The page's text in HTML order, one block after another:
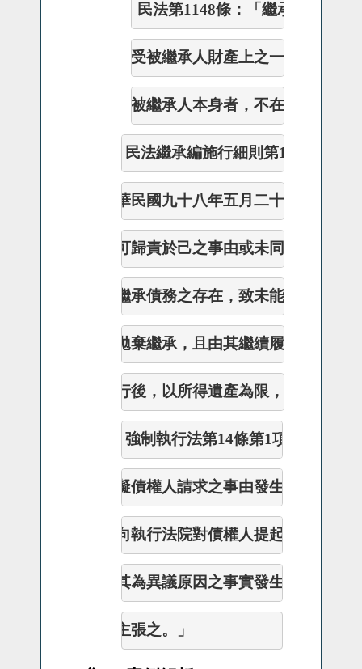
民法第1148條：「繼承人自繼
受被繼承人財產上之一切權利、
於被繼承人本身者，不在此限。」
民法繼承編施行細則第1-3
      華
民國九十八年五月二十二日
      可歸
責於己之事由或未同居共財者
      繼承債
務之存在，致未能於修正施
      拋棄繼承
，且由其繼續履行
      行後，以所
得遺產為限，負清償責
強制執行法第14條第1項：「
      礙
債權人請求之事由發生，債務人
      向執
行法院對債權人提起異議之訴
      其為異
議原因之事實發生在前訴訟
      主張之。
」